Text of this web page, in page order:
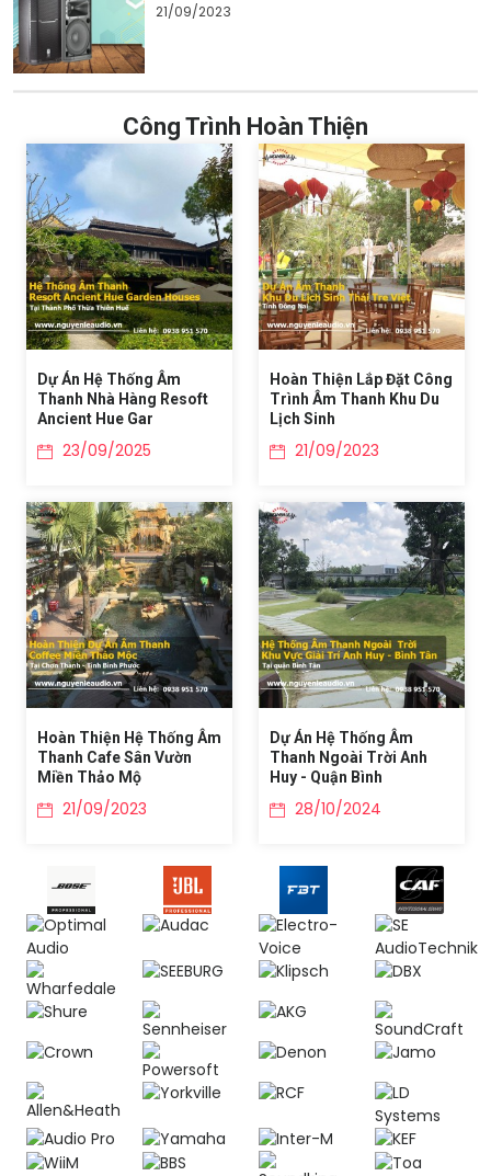
21/09/2023
Công Trình Hoàn Thiện
Dự Án Hệ Thống Âm
Thanh Nhà Hàng Resoft
Ancient Hue Gar
23/09/2025
Hoàn Thiện Lắp Đặt Công
Trình Âm Thanh Khu Du
Lịch Sinh
21/09/2023
Hoàn Thiện Hệ Thống Âm
Thanh Cafe Sân Vườn
Miền Thảo Mộ
21/09/2023
Dự Án Hệ Thống Âm
Thanh Ngoài Trời Anh
Huy - Quận Bình
28/10/2024